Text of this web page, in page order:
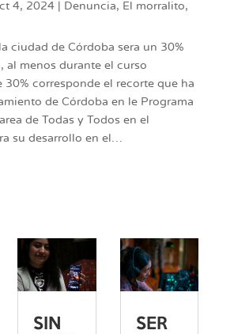
4, 2024| Denuncia, El morralito,
ciudad de Córdoba sera un 30%
al menos durante el curso
30% corresponde el recorte que ha
de Córdoba en le Programa
de Todas y Todos en el
su desarrollo en el…
SIN
SER